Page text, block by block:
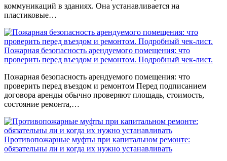
коммуникаций в зданиях. Она устанавливается на
пластиковые…
Пожарная безопасность арендуемого помещения: что
проверить перед въездом и ремонтом. Подробный чек-лист.
Пожарная безопасность арендуемого помещения: что
проверить перед въездом и ремонтом Перед подписанием
договора аренды обычно проверяют площадь, стоимость,
состояние ремонта,…
Противопожарные муфты при капитальном ремонте:
обязательны ли и когда их нужно устанавливать